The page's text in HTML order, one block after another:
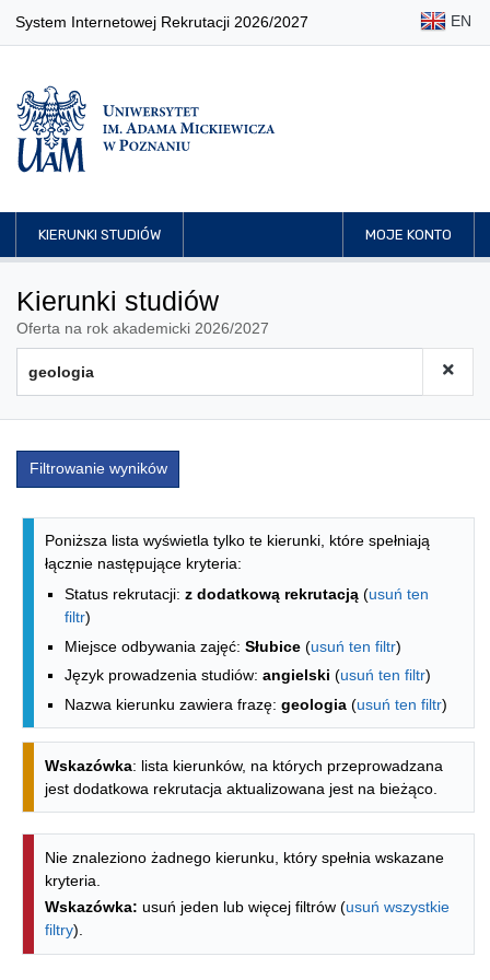
System Internetowej Rekrutacji 2026/2027 EN
KIERUNKI STUDIÓW MOJE KONTO
Kierunki studiów
Oferta na rok akademicki 2026/2027
Filtrowanie wyników
Lista kierunków - indeks alfabetyczny
Poniższa lista wyświetla tylko te kierunki, które spełniają
łącznie następujące kryteria:
Status rekrutacji: z dodatkową rekrutacją (usuń ten
filtr)
Miejsce odbywania zajęć: Słubice (usuń ten filtr)
Język prowadzenia studiów: angielski (usuń ten filtr)
Nazwa kierunku zawiera frazę: geologia (usuń ten filtr)
Wskazówka: lista kierunków, na których przeprowadzana
jest dodatkowa rekrutacja aktualizowana jest na bieżąco.
Nie znaleziono żadnego kierunku, który spełnia wskazane
kryteria.
Wskazówka: usuń jeden lub więcej filtrów (usuń wszystkie
filtry).